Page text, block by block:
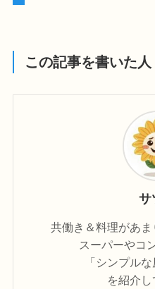
この記事を書いた人
サ
共働き＆料理があま
スーパーやコ
「シンプル
を紹介し